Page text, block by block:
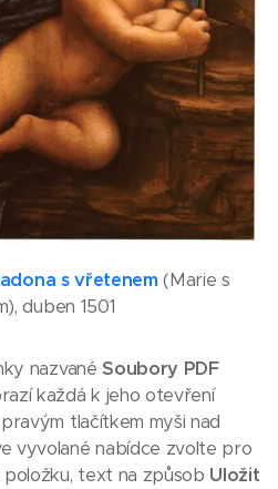
s vřetenem (Marie s
duben 1501
nazvané Soubory PDF
každá k jeho otevření
tlačítkem myši nad
vyvolané nabídce zvolte pro
text na způsob Uložit